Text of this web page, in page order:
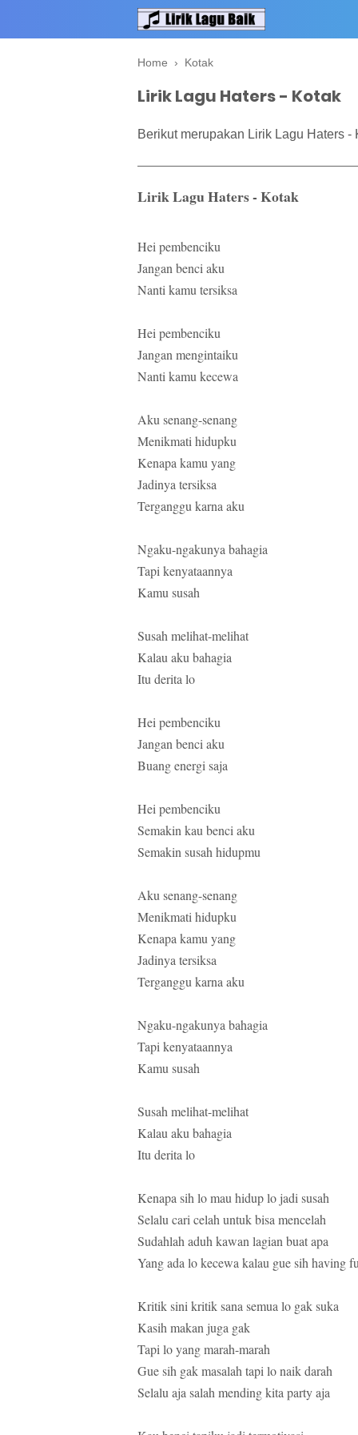
Home › Kotak
Lirik Lagu Haters - Kotak
Berikut merupakan Lirik Lagu Haters -
Lirik Lagu Haters - Kotak
Hei pembenciku
Jangan benci aku
Nanti kamu tersiksa
Hei pembenciku
Jangan mengintaiku
Nanti kamu kecewa
Aku senang-senang
Menikmati hidupku
Kenapa kamu yang
Jadinya tersiksa
Terganggu karna aku
Ngaku-ngakunya bahagia
Tapi kenyataannya
Kamu susah
Susah melihat-melihat
Kalau aku bahagia
Itu derita lo
Hei pembenciku
Jangan benci aku
Buang energi saja
Hei pembenciku
Semakin kau benci aku
Semakin susah hidupmu
Aku senang-senang
Menikmati hidupku
Kenapa kamu yang
Jadinya tersiksa
Terganggu karna aku
Ngaku-ngakunya bahagia
Tapi kenyataannya
Kamu susah
Susah melihat-melihat
Kalau aku bahagia
Itu derita lo
Kenapa sih lo mau hidup lo jadi susah
Selalu cari celah untuk bisa mencelah
Sudahlah aduh kawan lagian buat apa
Yang ada lo kecewa kalau gue sih having
Kritik sini kritik sana semua lo gak suka
Kasih makan juga gak
Tapi lo yang marah-marah
Gue sih gak masalah tapi lo naik darah
Selalu aja salah mending kita party aja